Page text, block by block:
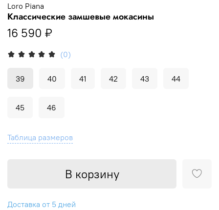
(0)
Loro Piana
Классические замшевые мокасины
16 590 ₽
Таблица размеров
В корзину
Доставка от 5 дней
39 40 41 42 43 44
45 46